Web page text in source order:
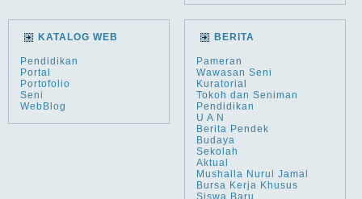
KATALOG WEB
Pendidikan
Portal
Portofolio
Seni
WebBlog
BERITA
Pameran
Wawasan Seni
Kuratorial
Tokoh dan Seniman
Pendidikan
U A N
Berita Pendek
Budaya
Sekolah
Aktual
Mushalla Nurul Jamal
Bursa Kerja Khusus
Siswa Baru